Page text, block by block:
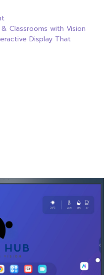
Classrooms with Vision
Display That